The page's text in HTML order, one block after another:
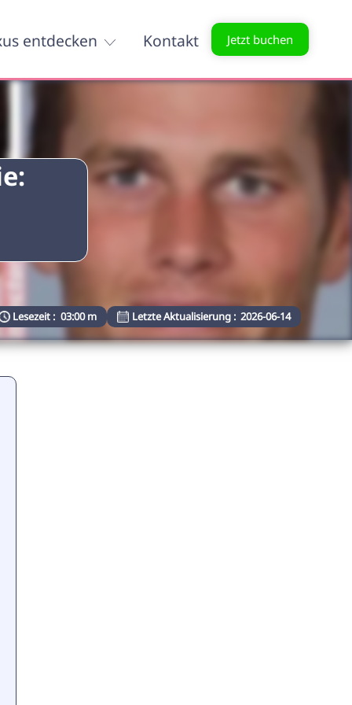
entdecken Kontakt Jetzt buchen
Lesezeit : 03:00 m Letzte Aktualisierung : 2026-06-14